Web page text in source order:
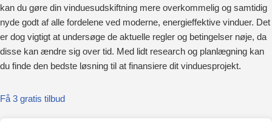
kan du gøre din vinduesudskiftning mere overkommelig og samtidig
nyde godt af alle fordelene ved moderne, energieffektive vinduer. Det
er dog vigtigt at undersøge de aktuelle regler og betingelser nøje, da
disse kan ændre sig over tid. Med lidt research og planlægning kan
du finde den bedste løsning til at finansiere dit vinduesprojekt.
Få 3 gratis tilbud